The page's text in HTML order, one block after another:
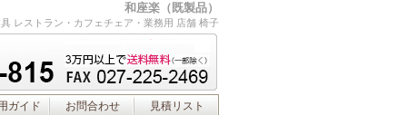
和座楽（既製品）
レストラン・カフェチェア・業務用 店舗 椅子
ガイド お問合わせ 見積リスト